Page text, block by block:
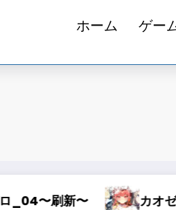
ホーム ゲー
カオゼロ_03〜時間泥棒〜